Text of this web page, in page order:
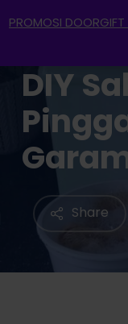
PROMOSI
to
contentDIY
Share